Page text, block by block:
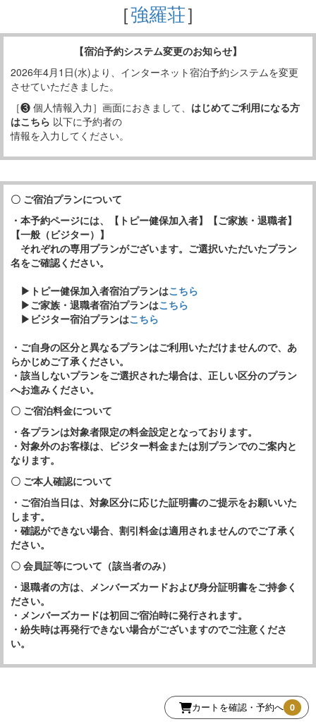
［強羅荘］
【宿泊予約システム変更のお知らせ】
2026年4月1日(水)より、インターネット宿泊予約システムを変更
させていただきました。
［❸ 個人情報入力］画面におきまして、 はじめてご利用になる方
はこちら 以下に予約者の
情報を入力してください。
〇 ご宿泊プランについて
・本予約ページには、【トピー健保加入者】【ご家族・退職者】
【一般（ビジター）】
それぞれの専用プランがございます。ご選択いただいたプラン
名をご確認ください。
▶トピー健保加入者宿泊プランはこちら
▶ご家族・退職者宿泊プランはこちら
▶ビジター宿泊プランはこちら
・ご自身の区分と異なるプランはご利用いただけませんので、あ
らかじめご了承ください。
・該当しないプランをご選択された場合は、正しい区分のプラン
へお進みください。
〇 ご宿泊料金について
・各プランは対象者限定の料金設定となっております。
・対象外のお客様は、ビジター料金または別プランでのご案内と
なります。
〇 ご本人確認について
・ご宿泊当日は、対象区分に応じた証明書のご提示をお願いいた
します。
・確認ができない場合、割引料金は適用されませんのでご了承く
ださい。
〇 会員証等について（該当者のみ）
・退職者の方は、メンバーズカードおよび身分証明書をご持参く
ださい。
・メンバーズカードは初回ご宿泊時に発行されます。
・紛失時は再発行できない場合がございますのでご注意くださ
い。
カートを確認・予約へ 0